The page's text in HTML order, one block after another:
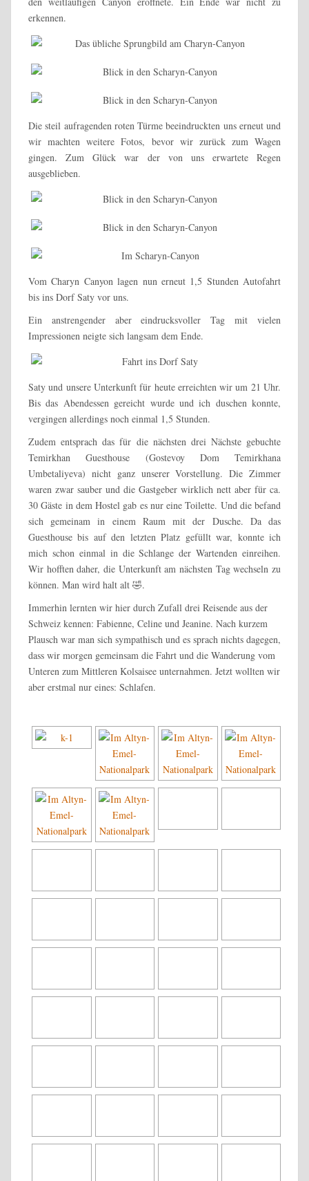
erkennen.
Die steil aufragenden roten Türme beeindruckten uns erneut und
wir machten weitere Fotos, bevor wir zurück zum Wagen
gingen. Zum Glück war der von uns erwartete Regen
ausgeblieben.
Vom Charyn Canyon lagen nun erneut 1,5 Stunden Autofahrt
bis ins Dorf Saty vor uns.
Ein anstrengender aber eindrucksvoller Tag mit vielen
Impressionen neigte sich langsam dem Ende.
Saty und unsere Unterkunft für heute erreichten wir um 21 Uhr.
Bis das Abendessen gereicht wurde und ich duschen konnte,
vergingen allerdings noch einmal 1,5 Stunden.
Zudem entsprach das für die nächsten drei Nächste gebuchte
Temirkhan Guesthouse (Gostevoy Dom Temirkhana
Umbetaliyeva) nicht ganz unserer Vorstellung. Die Zimmer
waren zwar sauber und die Gastgeber wirklich nett aber für ca.
30 Gäste in dem Hostel gab es nur eine Toilette. Und die befand
sich gemeinam in einem Raum mit der Dusche. Da das
Guesthouse bis auf den letzten Platz gefüllt war, konnte ich
mich schon einmal in die Schlange der Wartenden einreihen.
Wir hofften daher, die Unterkunft am nächsten Tag wechseln zu
können. Man wird halt alt 🤣.
Immerhin lernten wir hier durch Zufall drei Reisende aus der
Schweiz kennen: Fabienne, Celine und Jeanine. Nach kurzem
Plausch war man sich sympathisch und es sprach nichts dagegen,
dass wir morgen gemeinsam die Fahrt und die Wanderung vom
Unteren zum Mittleren Kolsaisee unternahmen. Jetzt wollten wir
aber erstmal nur eines: Schlafen.